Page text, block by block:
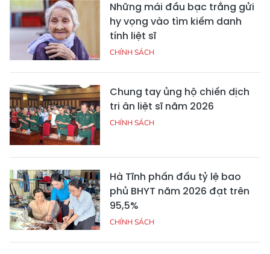
Những mái đầu bạc trắng gửi
hy vọng vào tìm kiếm danh
tính liệt sĩ
CHÍNH SÁCH
Chung tay ủng hộ chiến dịch
tri ân liệt sĩ năm 2026
CHÍNH SÁCH
Hà Tĩnh phấn đấu tỷ lệ bao
phủ BHYT năm 2026 đạt trên
95,5%
CHÍNH SÁCH